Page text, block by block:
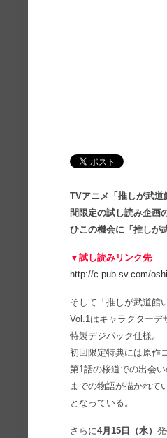
TVアニメ「推しが武
間限定の試し読み企画
ひこの機会に「推しが
▼試し読みリンク先
http://c-pub-sv.com/
そして「推しが武道館
Vol.1はキャラクター
特製デジパック仕様。
初回限定特典には原作
第1話の桜道での出会
までの物語が描かれて
となっている。
さらに4月15日（水）